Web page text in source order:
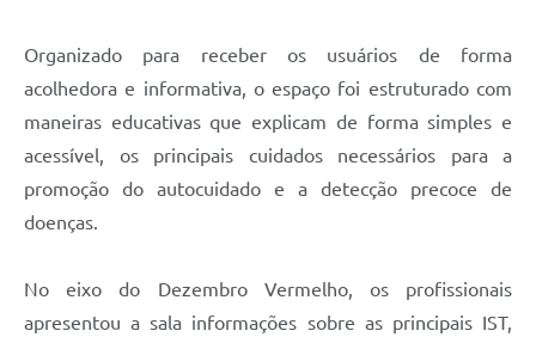
Organizado para receber os usuários de forma
acolhedora e informativa, o espaço foi estruturado com
maneiras educativas que explicam de forma simples e
acessível, os principais cuidados necessários para a
promoção do autocuidado e a detecção precoce de
doenças.
No eixo do Dezembro Vermelho, os profissionais
apresentou a sala informações sobre as principais IST,